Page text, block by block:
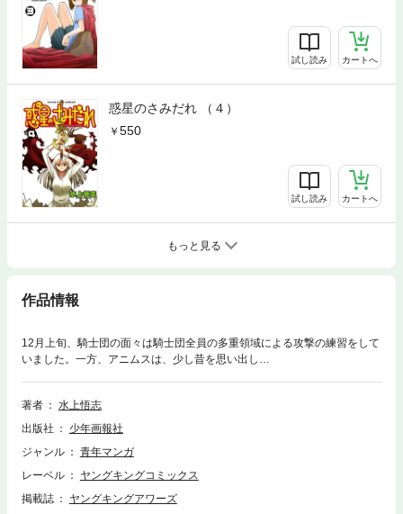
試し読み カートへ
惑星のさみだれ （４）
550
試し読み カートへ
もっと見る
作品情報
12月上旬、騎士団の面々は騎士団全員の多重領域による攻撃の練習をして
いました。一方、アニムスは、少し昔を思い出し…
著者
水上悟志
出版社
少年画報社
ジャンル
青年マンガ
レーベル
ヤングキングコミックス
掲載誌
ヤングキングアワーズ